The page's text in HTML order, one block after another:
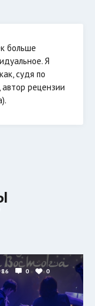
больше
Я
судя по
рецензии
0 0